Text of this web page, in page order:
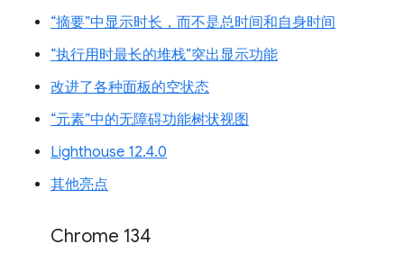
“摘要”中显示时长，而不是总时间和自身时间
“执行用时最长的堆栈”突出显示功能
改进了各种面板的空状态
“元素”中的无障碍功能树状视图
Lighthouse 12.4.0
其他亮点
Chrome 134